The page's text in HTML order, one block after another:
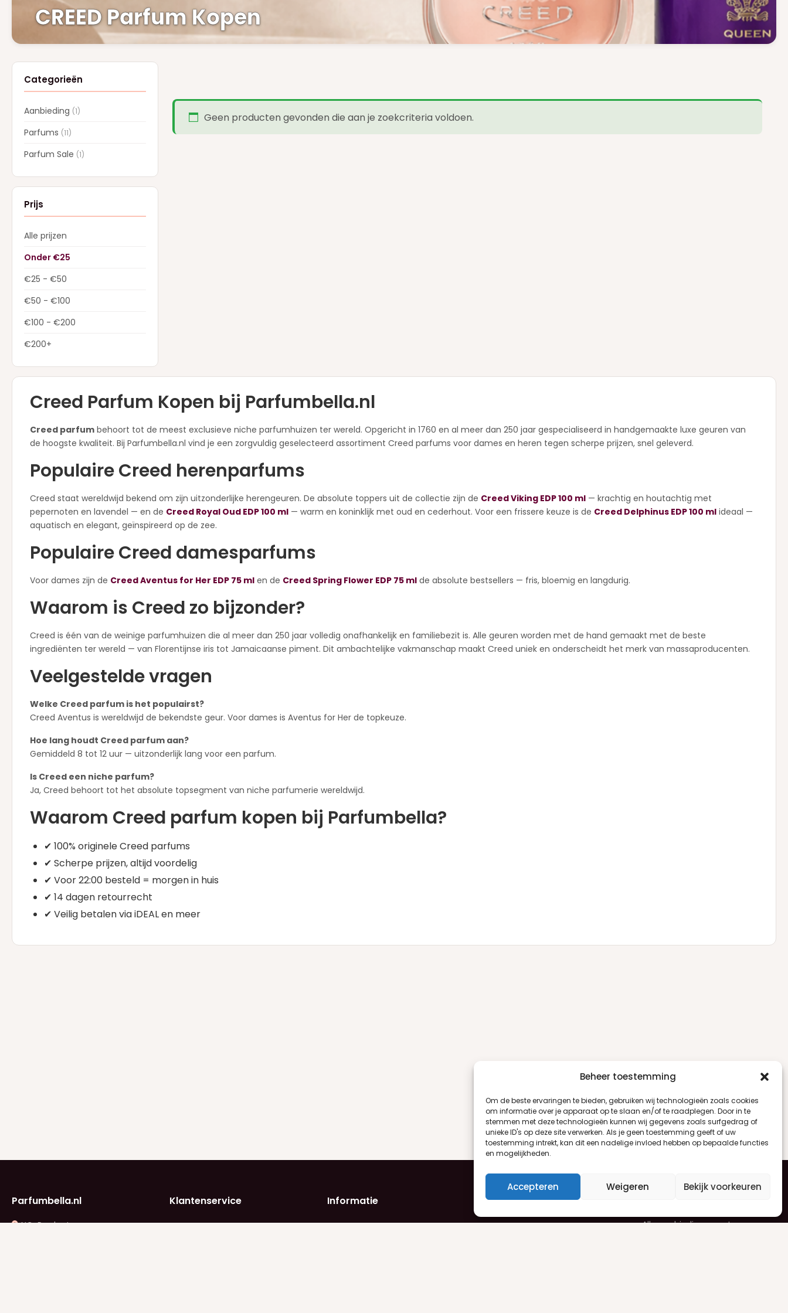
Beheer toestemming
Om de beste ervaringen te bieden, gebruiken wij technologieën zoals cookies
om informatie over je apparaat op te slaan en/of te raadplegen. Door in te
stemmen met deze technologieën kunnen wij gegevens zoals surfgedrag of
unieke ID's op deze site verwerken. Als je geen toestemming geeft of uw
toestemming intrekt, kan dit een nadelige invloed hebben op bepaalde functies
en mogelijkheden.
Accepteren Weigeren Bekijk voorkeuren
CREED Parfum Kopen
Categorieën
Aanbieding (1)
Parfums (11)
Parfum Sale (1)
Prijs
Alle prijzen
Onder €25
€25 - €50
€50 - €100
€100 - €200
€200+
Geen producten gevonden die aan je zoekcriteria voldoen.
Creed Parfum Kopen bij Parfumbella.nl
Creed parfum behoort tot de meest exclusieve niche parfumhuizen ter wereld. Opgericht in 1760 en al meer dan 250 jaar gespecialiseerd in handgemaakte luxe geuren van
de hoogste kwaliteit. Bij Parfumbella.nl vind je een zorgvuldig geselecteerd assortiment Creed parfums voor dames en heren tegen scherpe prijzen, snel geleverd.
Populaire Creed herenparfums
Creed staat wereldwijd bekend om zijn uitzonderlijke herengeuren. De absolute toppers uit de collectie zijn de Creed Viking EDP 100 ml — krachtig en houtachtig met
pepernoten en lavendel — en de Creed Royal Oud EDP 100 ml — warm en koninklijk met oud en cederhout. Voor een frissere keuze is de Creed Delphinus EDP 100 ml ideaal —
aquatisch en elegant, geïnspireerd op de zee.
Populaire Creed damesparfums
Voor dames zijn de Creed Aventus for Her EDP 75 ml en de Creed Spring Flower EDP 75 ml de absolute bestsellers — fris, bloemig en langdurig.
Waarom is Creed zo bijzonder?
Creed is één van de weinige parfumhuizen die al meer dan 250 jaar volledig onafhankelijk en familiebezit is. Alle geuren worden met de hand gemaakt met de beste
ingrediënten ter wereld — van Florentijnse iris tot Jamaicaanse piment. Dit ambachtelijke vakmanschap maakt Creed uniek en onderscheidt het merk van massaproducenten.
Veelgestelde vragen
Welke Creed parfum is het populairst?
Creed Aventus is wereldwijd de bekendste geur. Voor dames is Aventus for Her de topkeuze.
Hoe lang houdt Creed parfum aan?
Gemiddeld 8 tot 12 uur — uitzonderlijk lang voor een parfum.
Is Creed een niche parfum?
Ja, Creed behoort tot het absolute topsegment van niche parfumerie wereldwijd.
Waarom Creed parfum kopen bij Parfumbella?
✔ 100% originele Creed parfums
✔ Scherpe prijzen, altijd voordelig
✔ Voor 22:00 besteld = morgen in huis
✔ 14 dagen retourrecht
✔ Veilig betalen via iDEAL en meer
Parfumbella.nl
NC-Products
Klantenservice
Klantenservice
Informatie
Privacyverklaring
Producten
Damesgeuren
Alle aanbiedingen ontvangen